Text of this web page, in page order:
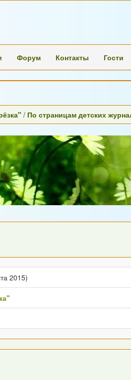
Форум Контакты Гости
Люди
/ По страницам детских
2015)